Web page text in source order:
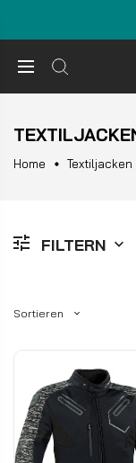
Home Textiljacken
FILTERN
Sortieren